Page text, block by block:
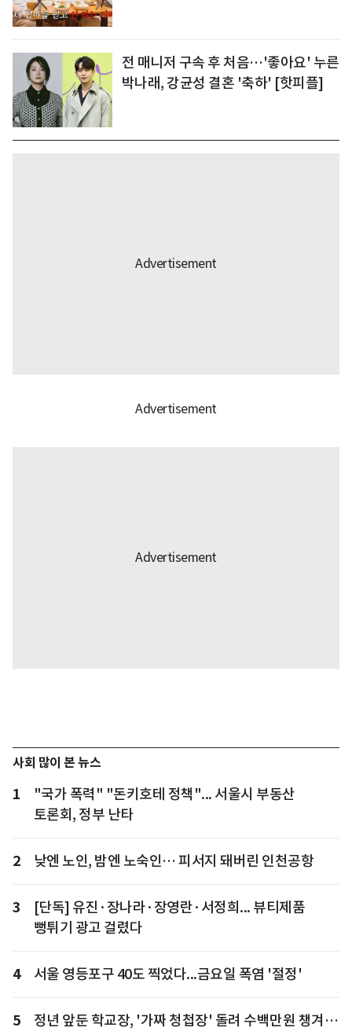
전 매니저 구속 후 처음…'좋아요' 누른
박나래, 강균성 결혼 '축하' [핫피플]
사회 많이 본 뉴스
1
"국가 폭력" "돈키호테 정책"... 서울시 부동산
토론회, 정부 난타
2 낮엔 노인, 밤엔 노숙인… 피서지 돼버린 인천공항
3
[단독] 유진·장나라·장영란·서정희... 뷰티제품
뻥튀기 광고 걸렸다
4 서울 영등포구 40도 찍었다...금요일 폭염 '절정'
5
정년 앞둔 학교장, '가짜 청첩장' 돌려 수백만원 챙겨…